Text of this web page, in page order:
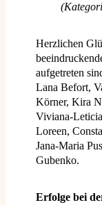
Herzlichen
aufgetreten
Lana Befort,
Körner, Kira
Viviana-
Loreen,
Jana-Maria
Gubenko.
Erfolge bei